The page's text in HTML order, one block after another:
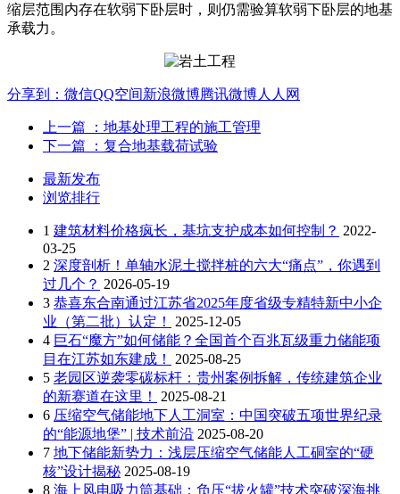
缩层范围内存在软弱下卧层时，则仍需验算软弱下卧层的地基
承载力。
分享到： 微信QQ空间新浪微博腾讯微博人人网
上一篇
：地基处理工程的施工管理
下一篇
：复合地基载荷试验
最新发布
浏览排行
1 建筑材料价格疯长，基坑支护成本如何控制？ 2022-
03-25
2 深度剖析！单轴水泥土搅拌桩的六大“痛点”，你遇到
过几个？ 2026-05-19
3 恭喜东合南通过江苏省2025年度省级专精特新中小企
业（第二批）认定！
2025-12-05
4 巨石“魔方”如何储能？全国首个百兆瓦级重力储能项
目在江苏如东建成！
2025-08-25
5 老园区逆袭零碳标杆：贵州案例拆解，传统建筑企业
的新赛道在这里！
2025-08-21
6 压缩空气储能地下人工洞室：中国突破五项世界纪录
的“能源地堡” | 技术前沿 2025-08-20
7 地下储能新势力：浅层压缩空气储能人工硐室的“硬
核”设计揭秘 2025-08-19
8 海上风电吸力筒基础：负压“拔火罐”技术突破深海挑